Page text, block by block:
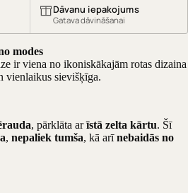
Dāvanu iepakojums
Gatava dāvināšanai
modes
ir viena no ikoniskākajām rotas dizaina
vienlaikus sievišķīga.
, pārklāta arīstā zelta kārtu. Šī
, nepaliek tumša, kā arīnebaidās no